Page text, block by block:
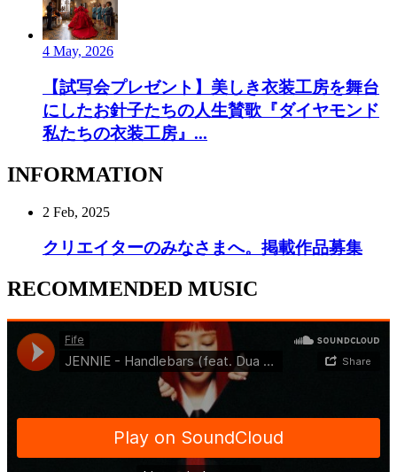
4 May, 2026
【試写会プレゼント】美しき衣装工房を舞台
にしたお針子たちの人生賛歌『ダイヤモンド
私たちの衣装工房』...
INFORMATION
2 Feb, 2025
クリエイターのみなさまへ。掲載作品募集
RECOMMENDED MUSIC